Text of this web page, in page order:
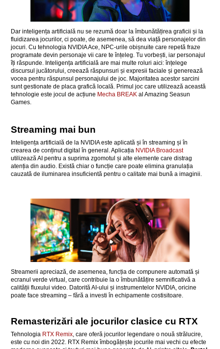
Dar inteligența artificială nu se rezumă doar la îmbunătățirea graficii și la
fluidizarea jocurilor, ci poate, de asemenea, să dea viață personajelor din
jocuri. Cu tehnologia NVIDIA Ace, NPC-urile obișnuite care repetă fraze
programate devin personaje vii care te înțeleg. Tu vorbești, iar personajul
îți răspunde. Inteligența artificială are mai multe roluri aici: înțelege
discursul jucătorului, creează răspunsuri și expresii faciale și generează
vocea pentru răspunsul personajului de joc. Majoritatea acestor sarcini
sunt gestionate de placa grafică locală. Primul joc care utilizează această
tehnologie este jocul de acțiune Mecha BREAK al Amazing Seasun
Games.
Streaming mai bun
Inteligența artificială de la NVIDIA este aplicată și în streaming și în
crearea de conținut digital în general. Aplicația NVIDIA Broadcast
utilizează AI pentru a suprima zgomotul și alte elemente care distrag
atenția din audio. Există chiar o funcție care poate elimina granulația
cauzată de iluminarea insuficientă pentru o calitate mai bună a imaginii.
Streamerii apreciază, de asemenea, funcția de compunere automată și
ecranul verde virtual, care contribuie la o îmbunătățire semnificativă a
calității fluxului video. Datorită AI-ului și instrumentelor NVIDIA, oricine
poate face streaming – fără a investi în echipamente costisitoare.
Remasterizări ale jocurilor clasice cu RTX
Tehnologia RTX Remix, care oferă jocurilor legendare o nouă strălucire,
este cu noi din 2022. RTX Remix îmbogățește jocurile mai vechi cu efecte